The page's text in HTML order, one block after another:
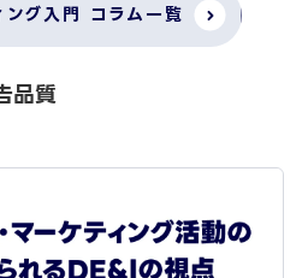
グ入門 コラム一覧
品質